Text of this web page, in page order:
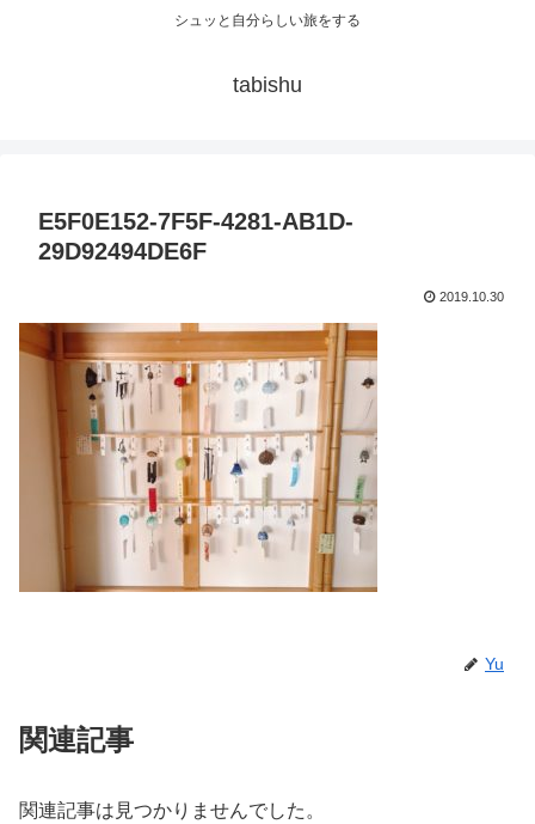
シュッと自分らしい旅をする
tabishu
E5F0E152-7F5F-4281-AB1D-
29D92494DE6F
2019.10.30
Yu
関連記事
関連記事は見つかりませんでした。